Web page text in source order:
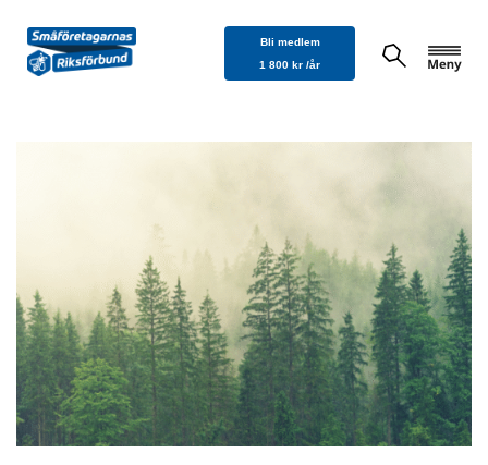
innehåll
Bli medlem
1 800 kr /år